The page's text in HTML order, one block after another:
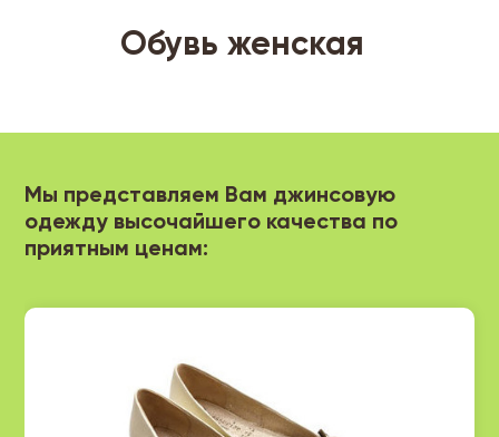
Обувь женская
Мы представляем Вам джинсовую
одежду высочайшего качества по
приятным ценам: